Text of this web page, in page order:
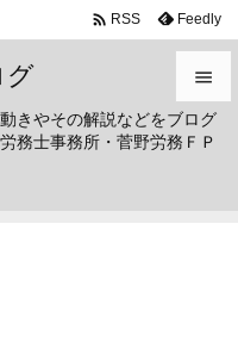
グ
きやその解説などをブログ
務士事務所・菅野労務ＦＰ


メニュ
 RSS Feedly